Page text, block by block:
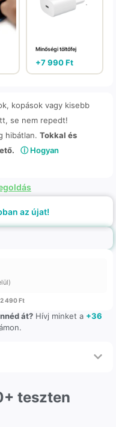
Minőségi töltőfej
+7 990Ft
kopások vagy kisebb
se nem repedt!
hibátlan. Tokkal és
ⓘ Hogyan
az újat!
490 Ft
át?Hívj minket a +36
teszten